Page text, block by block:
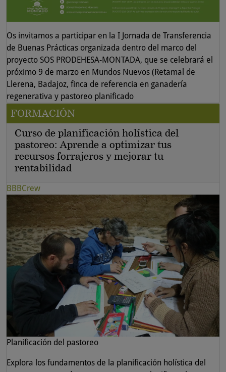
Os invitamos a participar en la I Jornada de Transferencia
de Buenas Prácticas organizada dentro del marco del
proyecto SOS PRODEHESA-MONTADA, que se celebrará el
próximo 9 de marzo en Mundos Nuevos (Retamal de
Llerena, Badajoz, finca de referencia en ganadería
regenerativa y pastoreo planificado
FORMACIÓN
Curso de planificación holística del
pastoreo: Aprende a optimizar tus
recursos forrajeros y mejorar tu
rentabilidad
BBBCrew
Planificación del pastoreo
Explora los fundamentos de la planificación holística del